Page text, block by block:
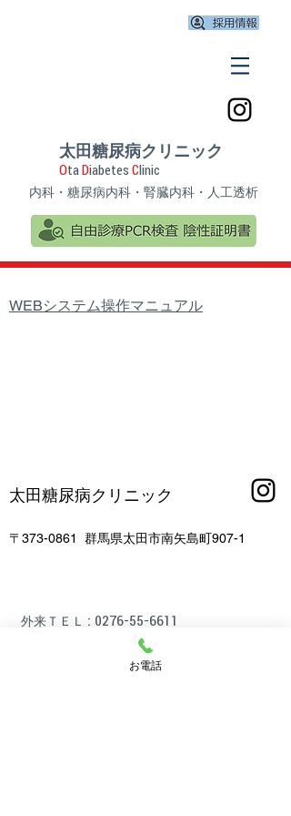
太田糖尿病クリニック
OtaDiabetes Clinic
​内科・糖尿病内科・腎臓内科 ・人工透析
​WEBシステム操作マニュアル
太田糖尿病クリニック
​〒373-0861 群馬県太田市南矢島町907-1
透析センターＴＥＬ:0276-55-5669
外来ＴＥＬ : 0276-55-6611
0276-55-6612
お電話